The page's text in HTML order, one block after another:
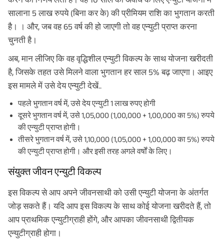
सालाना 5 लाख रुपये (बिना कर के) की प्रीमियम राशि का भुगतान करती
है। । और, जब वह 65 वर्ष की हो जाएगी तो वह एन्युटी प्राप्त करना
चुनती है।
अब, मान लीजिए कि वह वृद्धिशील एन्युटी विकल्प के साथ योजना खरीदती
है, जिसके तहत उसे मिलने वाला भुगतान हर साल 5% बढ़ जाएगा। आइए
इस मामले में उसे देय एन्युटी देखें..
पहले भुगतान वर्ष में, उसे देय एन्युटी 1 लाख रुपए होगी
दूसरे भुगतान वर्ष में, उसे 1,05,000 (1,00,000 + 1,00,000 का 5%) रुपये
की एन्युटी प्राप्त होगी।
तीसरे भुगतान वर्ष में, उसे 1,10,000 (1,05,000 + 1,00,000 का 5%) रुपये
की एन्युटी प्राप्त होगी। और इसी तरह अगले वर्षों के लिए।
संयुक्त जीवन एन्युटी विकल्प
इस विकल्प से आप अपने जीवनसाथी को उसी एन्युटी योजना के अंतर्गत
जोड़ सकते हैं। यदि आप इस विकल्प के साथ कोई योजना खरीदते हैं, तो
आप प्राथमिक एन्युटीग्राही होंगे, और आपका जीवनसाथी द्वितीयक
एन्युटीग्राही होगा।